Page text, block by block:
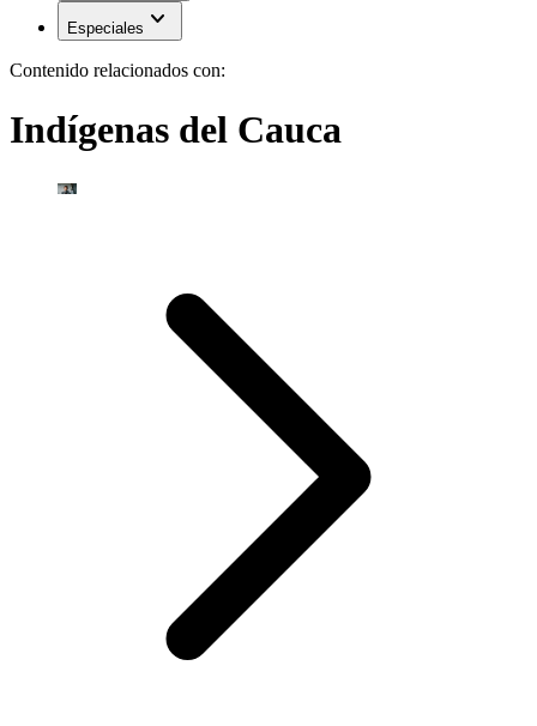
Especiales expand_more
Contenido relacionados con:
Indígenas del Cauca